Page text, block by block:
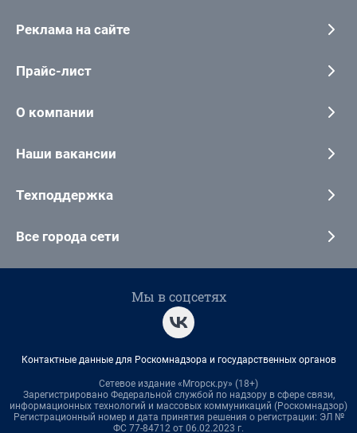
Реклама на сайте
Прайс-лист
О компании
Наши вакансии
Техподдержка
Все города сети
Мы в соцсетях
Контактные данные для Роскомнадзора и государственных органов
Сетевое издание «Мгорск.ру» (18+)
Зарегистрировано Федеральной службой по надзору в сфере связи,
информационных технологий и массовых коммуникаций (Роскомнадзор)
Регистрационный номер и дата принятия решения о регистрации: ЭЛ №
ФС 77-84712 от 06.02.2023 г.